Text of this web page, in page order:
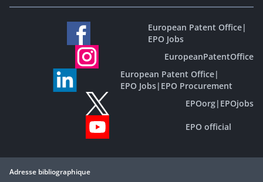
European Patent Office|
EPO Jobs
EuropeanPatentOffice
European Patent Office|
EPO Jobs| EPO Procurement
EPOorg| EPOjobs
EPO official
Adresse bibliographique